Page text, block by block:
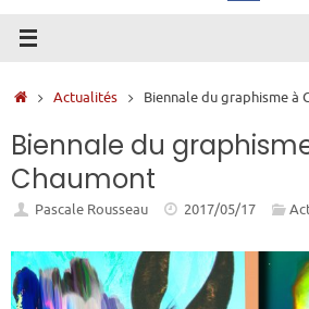
Accueil
Actualités Biennale du graphisme à
Biennale du
Chaumont
Pascale Rousseau 2017/05/17